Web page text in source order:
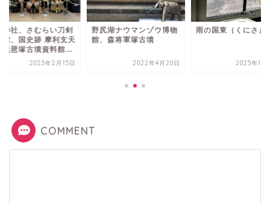
湖ナウマンゾウ博物
森将軍塚古墳
2022年4月20日
雨の国東（くにさき）
2025年10月31日
須賀神社、さむらい
2023年2
COMMENT